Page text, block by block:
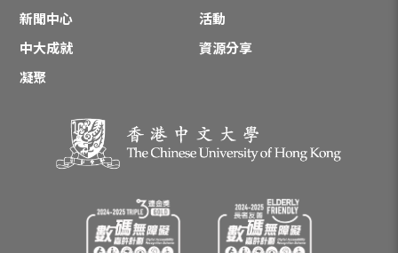
新聞中心
活動
中大成就
資源分享
凝聚